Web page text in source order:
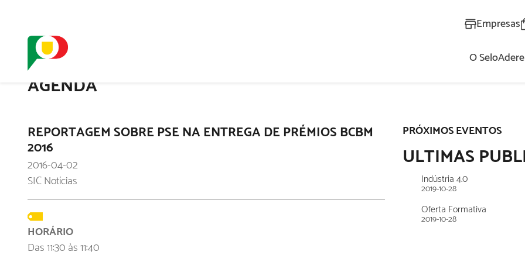
Empresas
O SeloAdere
AGENDA
REPORTAGEM SOBRE PSE NA ENTREGA DE PRÉMIOS BCBM
2016
2016-04-02
SIC Notícias
HORÁRIO
Das 11:30 às 11:40
PRÓXIMOS EVENTOS
ULTIMAS
Indústria 4.0
2019-10-28
Oferta Formativa
2019-10-28